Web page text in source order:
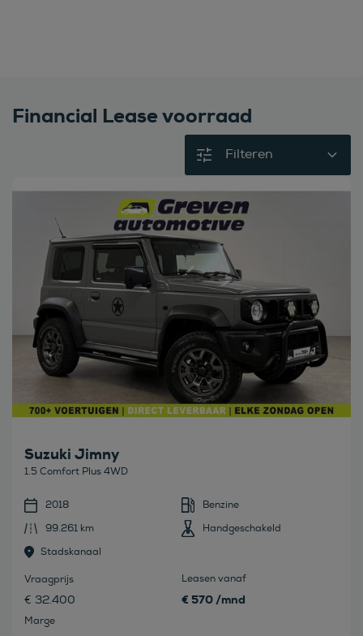
Financial Lease voorraad
Filteren
Bekijk deze auto
Suzuki Jimny
1.5 Comfort Plus 4WD
2018
Benzine
99.261 km
Handgeschakeld
Stadskanaal
Vraagprijs
€ 32.400
Marge
Leasen vanaf
€ 570 /mnd